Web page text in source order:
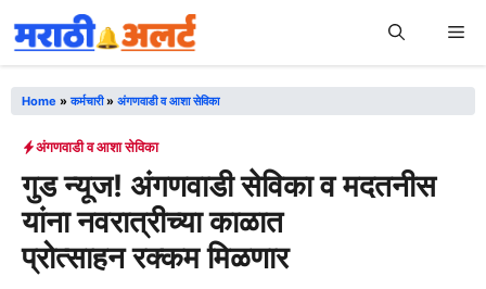
to
content
Home »कर्मचारी» अंगणवाडी व आशा सेविका
अंगणवाडी व आशा सेविका
गुड न्यूज! अंगणवाडी सेविका व मदतनीस
यांना नवरात्रीच्या काळात
प्रोत्साहन रक्कम मिळणार